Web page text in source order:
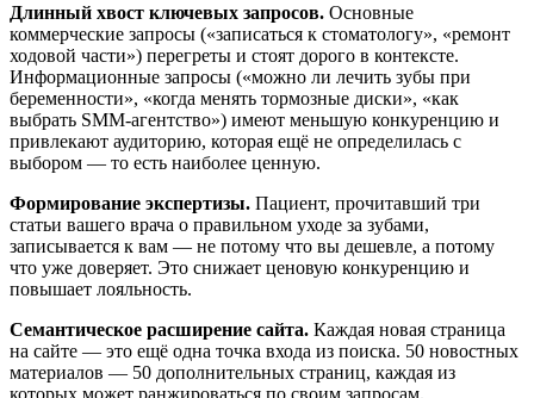
Длинный хвост ключевых запросов. Основные
коммерческие запросы («записаться к стоматологу», «ремонт
ходовой части») перегреты и стоят дорого в контексте.
Информационные запросы («можно ли лечить зубы при
беременности», «когда менять тормозные диски», «как
выбрать SMM-агентство») имеют меньшую конкуренцию и
привлекают аудиторию, которая ещё не определилась с
выбором — то есть наиболее ценную.
Формирование экспертизы. Пациент, прочитавший три
статьи вашего врача о правильном уходе за зубами,
записывается к вам — не потому что вы дешевле, а потому
что уже доверяет. Это снижает ценовую конкуренцию и
повышает лояльность.
Семантическое расширение сайта. Каждая новая страница
на сайте — это ещё одна точка входа из поиска. 50 новостных
материалов — 50 дополнительных страниц, каждая из
которых может ранжироваться по своим запросам.